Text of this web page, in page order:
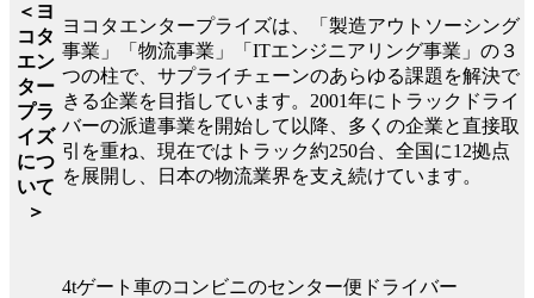
＜ヨ
コタ
エン
ター
プラ
イズ
につ
いて
＞
ヨコタエンタープライズは、「製造アウトソーシング
事業」「物流事業」「ITエンジニアリング事業」の３
つの柱で、サプライチェーンのあらゆる課題を解決で
きる企業を目指しています。2001年にトラックドライ
バーの派遣事業を開始して以降、多くの企業と直接取
引を重ね、現在ではトラック約250台、全国に12拠点
を展開し、日本の物流業界を支え続けています。
4tゲート車のコンビニのセンター便ドライバー